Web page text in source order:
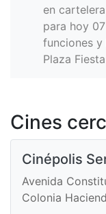
en
para hoy
funciones
Plaza
Cines
Cinépolis
Avenida
Colonia